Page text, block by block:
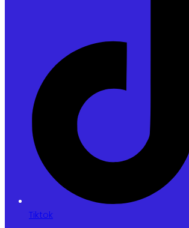
Tiktok